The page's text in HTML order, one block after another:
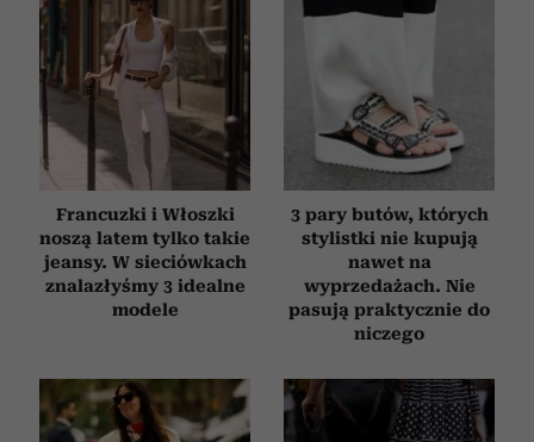
Francuzki i Włoszki
noszą latem tylko takie
jeansy. W sieciówkach
znalazłyśmy 3 idealne
modele
3 pary butów, których
stylistki nie kupują
nawet na
wyprzedażach. Nie
pasują praktycznie do
niczego